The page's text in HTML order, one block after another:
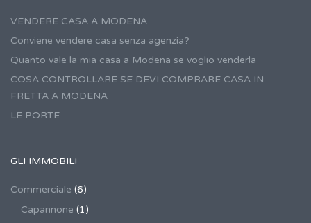
VENDERE CASA A MODENA
Conviene vendere casa senza agenzia?
Quanto vale la mia casa a Modena se voglio venderla
COSA CONTROLLARE SE DEVI COMPRARE CASA IN
FRETTA A MODENA
LE PORTE
GLI IMMOBILI
Commerciale (6)
Capannone (1)